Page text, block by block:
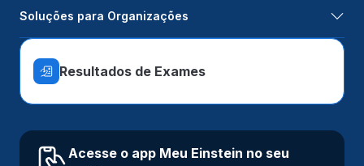
Soluções para Organizações
Resultados de Exames
Acesse o app Meu Einstein no seu